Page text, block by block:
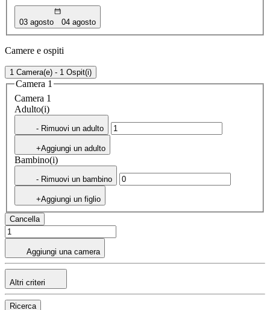
03 agosto 04 agosto
Camere e ospiti
1 Camera(e) - 1 Ospit(i)
Camera 1
Camera 1
Adulto(i)
- Rimuovi un adulto
+Aggiungi un adulto
Bambino(i)
- Rimuovi un bambino
+Aggiungi un figlio
Cancella
Aggiungi una camera
Altri criteri
Ricerca